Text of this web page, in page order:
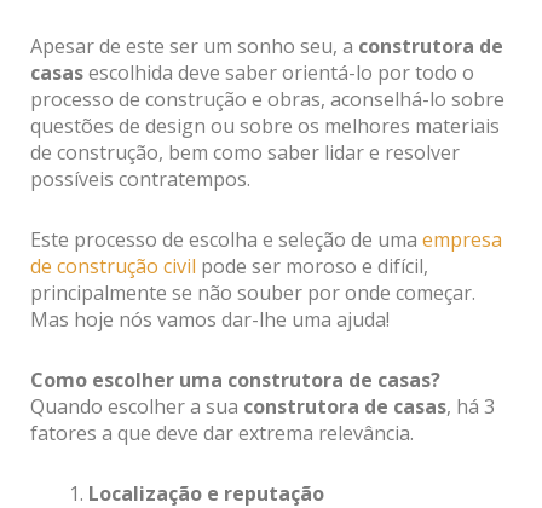
Apesar de este ser um sonho seu, a construtora de
casasescolhida deve saber orientá-lo por todo o
processo de construção e obras, aconselhá-lo sobre
questões de design ou sobre os melhores materiais
de construção, bem como saber lidar e resolver
possíveis contratempos.
Este processo de escolha e seleção de uma empresa
de construção civil pode ser moroso e difícil,
principalmente se não souber por onde começar.
Mas hoje nós vamos dar-lhe uma ajuda!
Como escolher uma construtora de casas?
Quando escolher a sua construtora de casas, há 3
fatores a que deve dar extrema relevância.
Localização e reputação